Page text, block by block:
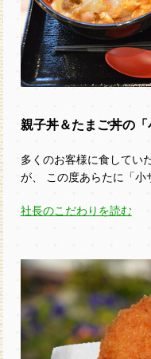
親子丼＆たまご丼の「
多くのお客様に食してい
が、 この度あらたに「小
社長のこだわりを読む